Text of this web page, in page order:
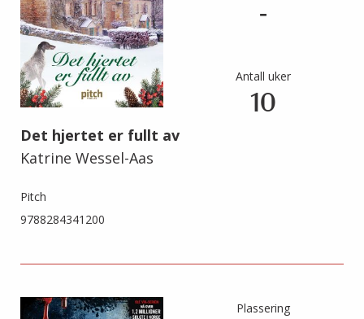
Det hjertet er fullt av
Katrine Wessel-Aas
Pitch
9788284341200
-
Antall uker
10
Plassering